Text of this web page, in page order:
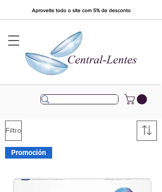
Aproveite todo o site com 5% de desconto
Filtro
Promoción